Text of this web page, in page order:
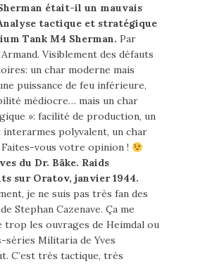
était-il un mauvais
tactique et stratégique
Tank M4 Sherman. Par
Armand. Visiblement des défauts
un char moderne mais
puissance de feu inférieure,
médiocre… mais un char
»: facilité de production, un
interarmes polyvalent, un char
Faites-vous votre opinion !
du Dr. Bäke. Raids
sur Oratov, janvier 1944.
je ne suis pas très fan des
Stephan Cazenave. Ça me
trop les ouvrages de Heimdal ou
séries Militaria de Yves
C’est très tactique, très